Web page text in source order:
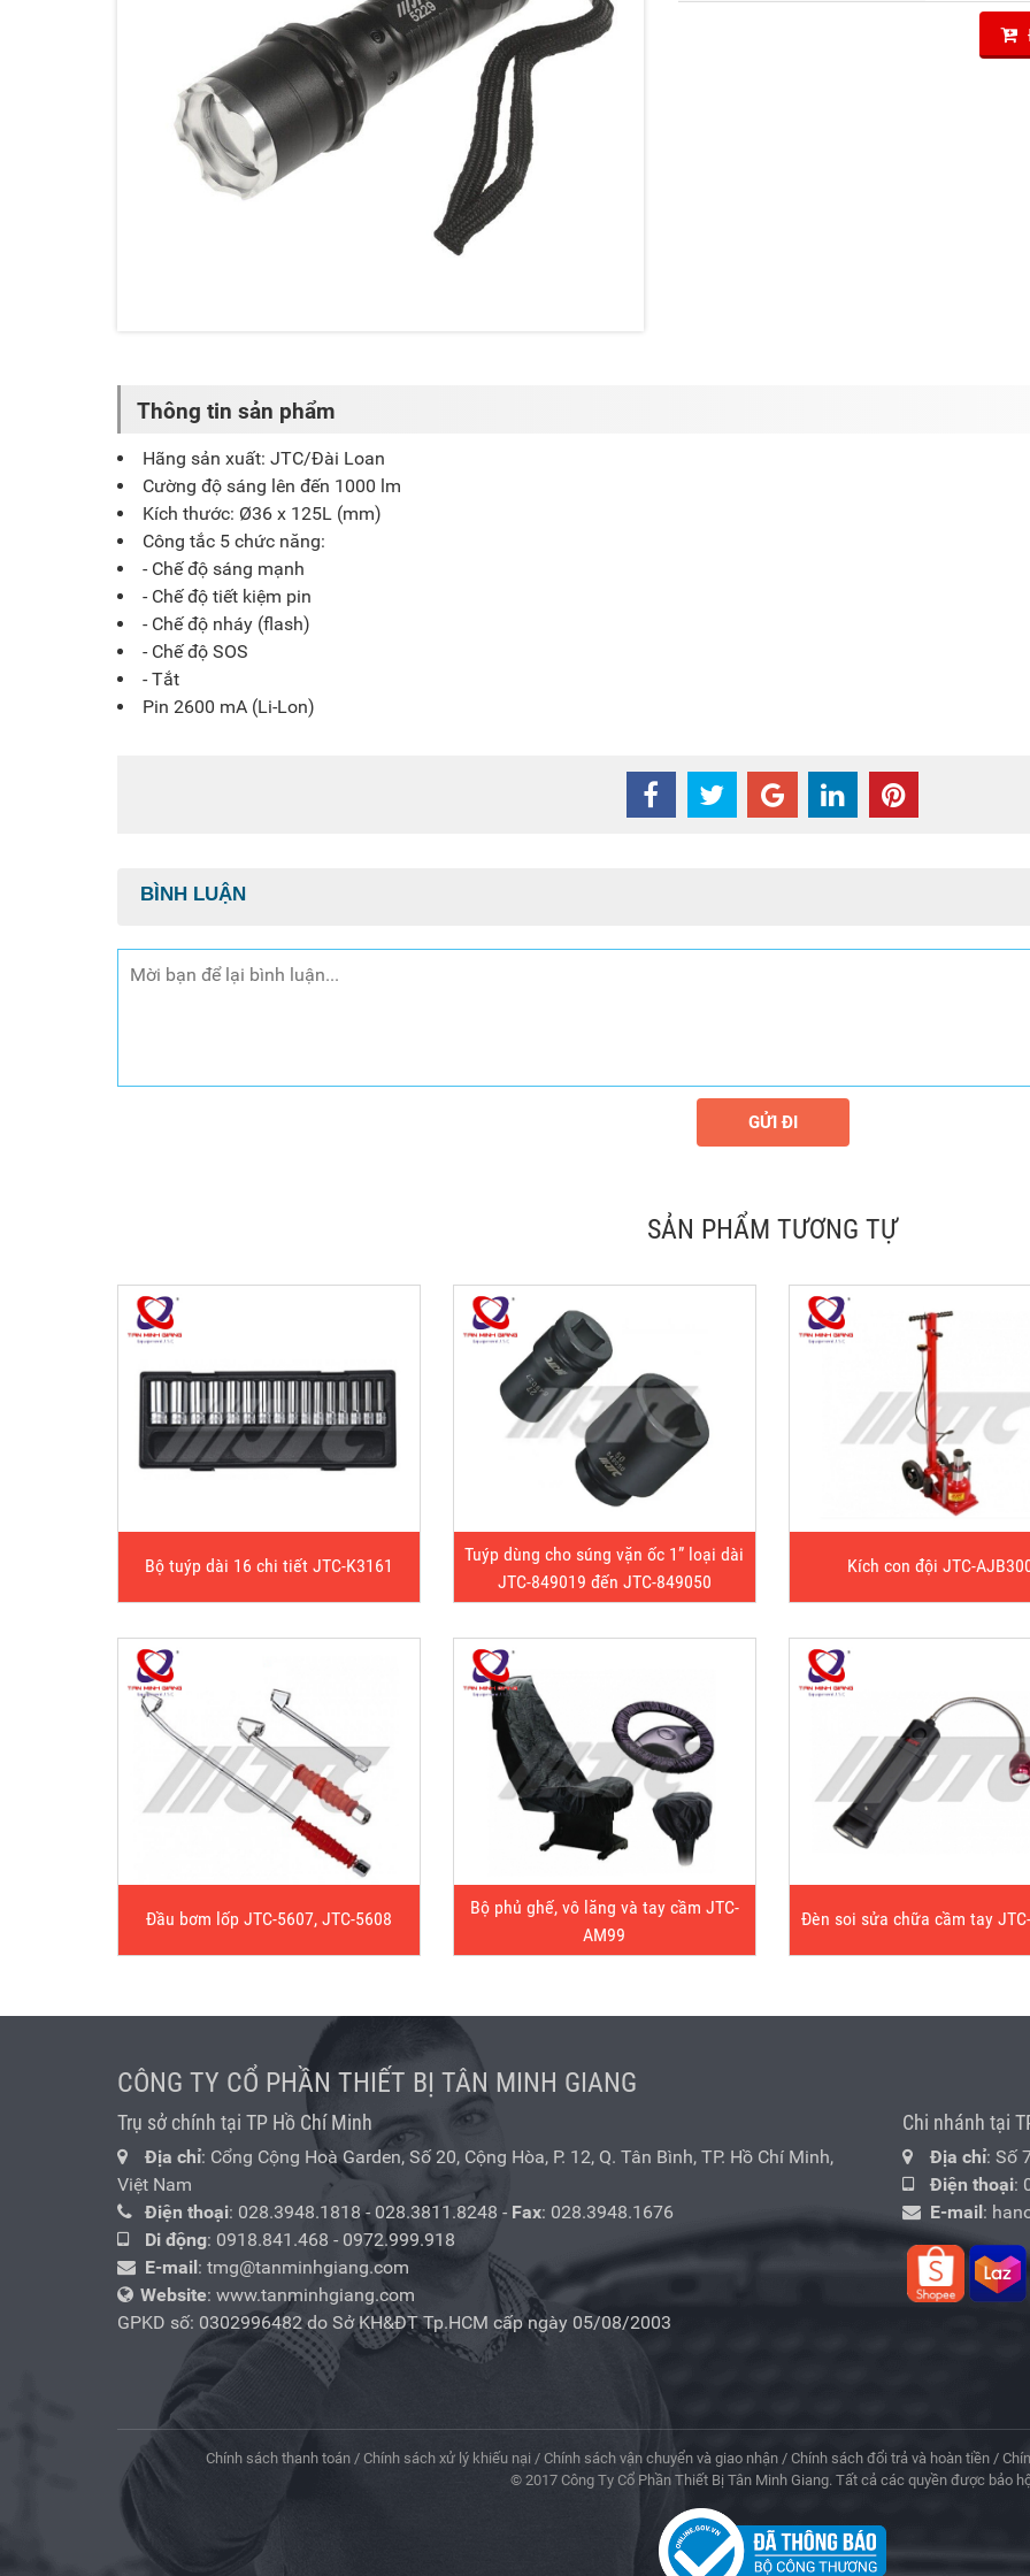
Thông tin sản phẩm
Hãng sản xuất: JTC/Đài Loan
Cường độ sáng lên đến 1000 lm
Kích thước: Ø36 x 125L (mm)
Công tắc 5 chức năng:
- Chế độ sáng mạnh
- Chế độ tiết kiệm pin
- Chế độ nháy (flash)
- Chế độ SOS
- Tắt
Pin 2600 mA (Li-Lon)
BÌNH LUẬN
GỬI ĐI
SẢN PHẨM TƯƠNG TỰ
Bộ tuýp dài 16 chi tiết JTC-K3161
Tuýp dùng cho súng vặn ốc 1” loại dài
JTC-849019 đến JTC-849050
Kích con đội JTC-
Đầu bơm lốp JTC-5607, JTC-5608
Bộ phủ ghế, vô lăng và tay cầm JTC-
AM99
Đèn soi sửa chữa cầm tay
CÔNG TY CỔ PHẦN THIẾT BỊ TÂN MINH GIANG
Trụ sở chính tại TP Hồ Chí Minh
Địa chỉ: Cổng Cộng Hoà Garden, Số 20, Cộng Hòa, P. 12, Q. Tân Bình, TP. Hồ Chí Minh,
Việt Nam
Điện thoại: 028.3948.1818- 028.3811.8248 - Fax: 028.3948.1676
Di động: 0918.841.468 - 0972.999.918
E-mail: tmg@tanminhgiang.com
Website: www.tanminhgiang.com
GPKD số: 0302996482 do Sở KH&ĐT Tp.HCM cấp ngày 05/08/2003
Chi nhánh tại
Địa chỉ: Số
Điện thoại:
E-mail:
Chính sách thanh toán / Chính sách xử lý khiếu nại / Chính sách vận chuyển và giao nhận / Chính sách đổi trả và hoàn tiền /
© 2017 Công Ty Cổ Phần Thiết Bị Tân Minh Giang. Tất cả các quyền được bảo